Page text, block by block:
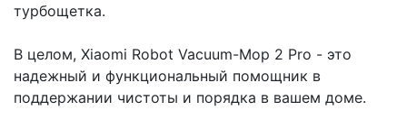
турбощетка.
В целом, Xiaomi Robot Vacuum-Mop 2 Pro - это
надежный и функциональный помощник в
поддержании чистоты и порядка в вашем доме.